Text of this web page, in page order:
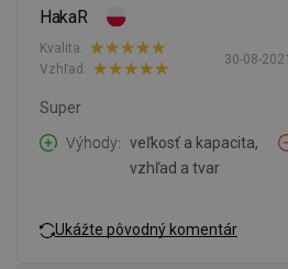
HakaR
30-08-2021
Kvalita:
Vzhľad:
Super
Výhody
veľkosť a kapacita,
vzhľad a tvar
Ukážte pôvodný komentár